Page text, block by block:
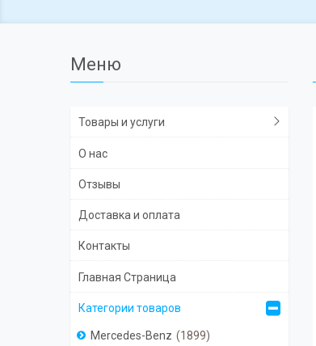
Товары и услуги
О нас
Отзывы
Доставка и оплата
Контакты
Главная Страница
Категории товаров
Mercedes-Benz 1899